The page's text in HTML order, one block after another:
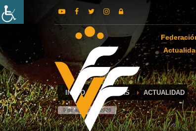
INICIO NOTICIAS ACTUALIDAD
9 de agosto de 2026